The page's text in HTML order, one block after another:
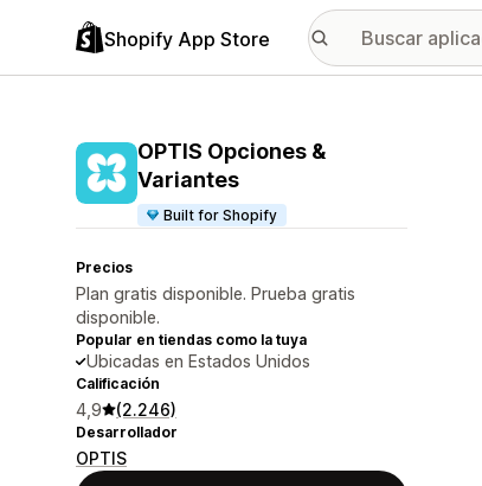
Shopify App Store
OPTIS Opciones &
Variantes
Built for Shopify
Precios
Plan gratis disponible. Prueba gratis
disponible.
Popular en tiendas como la tuya
Ubicadas en Estados Unidos
Calificación
4,9 (2.246)
Desarrollador
OPTIS